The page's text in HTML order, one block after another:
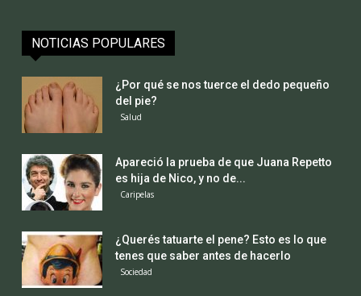
NOTICIAS POPULARES
¿Por qué se nos tuerce el dedo pequeño
del pie?
Salud
Apareció la prueba de que Juana Repetto
es hija de Nico, y no de...
Caripelas
¿Querés tatuarte el pene? Esto es lo que
tenes que saber antes de hacerlo
Sociedad